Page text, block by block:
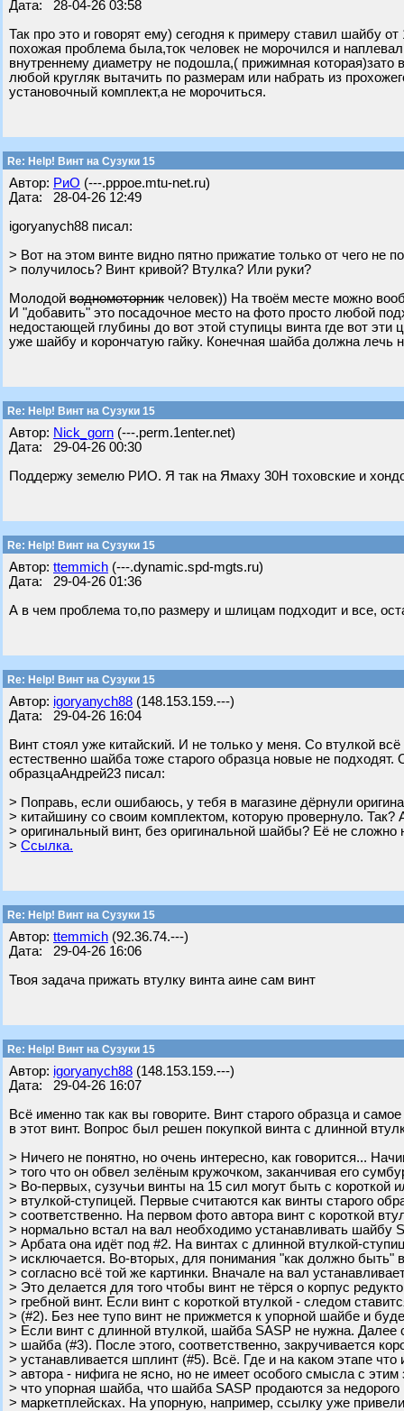
Дата: 28-04-26 03:58
Так про это и говорят ему) сегодня к примеру ставил шайбу
похожая проблема была,ток человек не морочился и
внутреннему диаметру не подошла,( прижимная
любой кругляк вытачить по размерам или набрать из
установочный комплект,а не морочиться.
Re: Help! Винт на Сузуки 15
Автор: РиО (---.pppoe.mtu-net.ru)
Дата: 28-04-26 12:49
igoryanych88 писал:
> Вот на этом винте видно пятно прижатие только от чего не
> получилось? Винт кривой? Втулка? Или руки?
Молодой водномоторник человек)) На твоём месте можно
И "добавить" это посадочное место на фото просто любой
недостающей глубины до вот этой ступицы винта где вот эти
уже шайбу и корончатую гайку. Конечная шайба должна лечь
Re: Help! Винт на Сузуки 15
Автор: Nick_gorn (---.perm.1enter.net)
Дата: 29-04-26 00:30
Поддержу земелю РИО. Я так на Ямаху 30Н тоховские и
Re: Help! Винт на Сузуки 15
Автор: ttemmich (---.dynamic.spd-mgts.ru)
Дата: 29-04-26 01:36
А в чем проблема то,по размеру и шлицам подходит и все,
Re: Help! Винт на Сузуки 15
Автор: igoryanych88 (148.153.159.---)
Дата: 29-04-26 16:04
Винт стоял уже китайский. И не только у меня. Со втулкой
естественно шайба тоже старого образца новые не
образцаАндрей23 писал:
> Поправь, если ошибаюсь, у тебя в магазине дёрнули
> китайшину со своим комплектом, которую провернуло. Так?
> оригинальный винт, без оригинальной шайбы? Её не сложно
> Ссылка.
Re: Help! Винт на Сузуки 15
Автор: ttemmich (92.36.74.---)
Дата: 29-04-26 16:06
Твоя задача прижать втулку винта аине сам винт
Re: Help! Винт на Сузуки 15
Автор: igoryanych88 (148.153.159.---)
Дата: 29-04-26 16:07
Всё именно так как вы говорите. Винт старого образца и
в этот винт. Вопрос был решен покупкой винта с длинной
> Ничего не понятно, но очень интересно, как говорится...
> того что он обвел зелёным кружочком, заканчивая его
> Во-первых, сузучьи винты на 15 сил могут быть с короткой
> втулкой-ступицей. Первые считаются как винты старого
> соответственно. На первом фото автора винт с короткой
> нормально встал на вал необходимо устанавливать шайбу
> Арбата она идёт под #2. На винтах с длинной втулкой-
> исключается. Во-вторых, для понимания "как должно быть"
> согласно всё той же картинки. Вначале на вал
> Это делается для того чтобы винт не тёрся о корпус
> гребной винт. Если винт с короткой втулкой - следом
> (#2). Без нее тупо винт не прижмется к упорной шайбе и
> Если винт с длинной втулкой, шайба SASP не нужна. Далее
> шайба (#3). После этого, соответственно, закручивается
> устанавливается шплинт (#5). Всё. Где и на каком этапе что
> автора - нифига не ясно, но не имеет особого смысла с этим
> что упорная шайба, что шайба SASP продаются за недорого
> маркетплейсках. На упорную, например, ссылку уже